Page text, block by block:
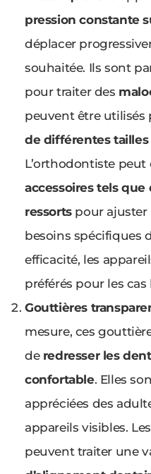
pression constante
déplacer
souhaitée. Ils sont
pour traiter des
peuvent être
de différentes
L’orthodontiste
accessoires tels que
ressortspour ajuster
besoins spécifiques
efficacité, les
préférés pour les
Gouttières
mesure, ces
de redresser les
confortable. Elles
appréciées des
appareils visibles.
peuvent traiter une